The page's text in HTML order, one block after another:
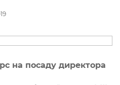
на посаду директора